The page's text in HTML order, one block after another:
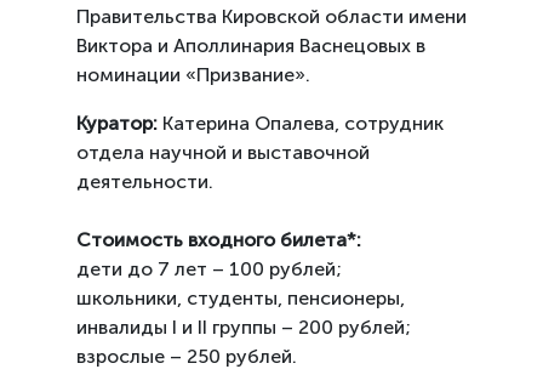
Правительства Кировской области имени
Виктора и Аполлинария Васнецовых в
номинации «Призвание».
Куратор: Катерина Опалева, сотрудник
отдела научной и выставочной
деятельности.
Стоимость входного билета*:
дети до 7 лет – 100 рублей;
школьники, студенты, пенсионеры,
инвалиды I и II группы – 200 рублей;
взрослые – 250 рублей.